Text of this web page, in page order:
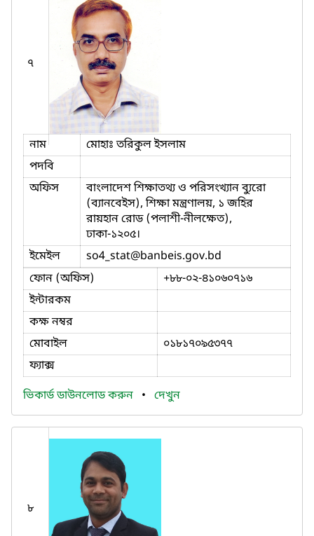
৭
নাম
মোহাঃ তরিকুল ইসলাম
পদবি
অফিস
বাংলাদেশ শিক্ষাতথ্য ও পরিসংখ্যান ব্যুরো
(ব্যানবেইস), শিক্ষা মন্ত্রণালয়, ১ জহির
রায়হান রোড (পলাশী-নীলক্ষেত),
ঢাকা-১২০৫।
ইমেইল
so4_stat@banbeis.gov.bd
ফোন (অফিস)
+৮৮-০২-৪১০৬০৭১৬
ইন্টারকম
কক্ষ নম্বর
মোবাইল
০১৮১৭০৯৫৩৭৭
ফ্যাক্স
ভিকার্ড ডাউনলোড করুন • দেখুন
৮